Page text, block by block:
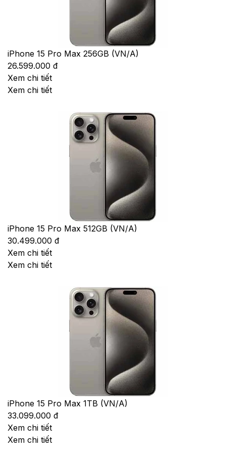
iPhone 15 Pro Max 256GB (VN/A)
26.599.000 đ
Xem chi tiết
Xem chi tiết
iPhone 15 Pro Max 512GB (VN/A)
30.499.000 đ
Xem chi tiết
Xem chi tiết
iPhone 15 Pro Max 1TB (VN/A)
33.099.000 đ
Xem chi tiết
Xem chi tiết